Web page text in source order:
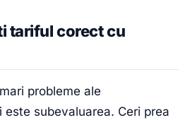
tariful corect cu
probleme ale
subevaluarea. Ceri prea